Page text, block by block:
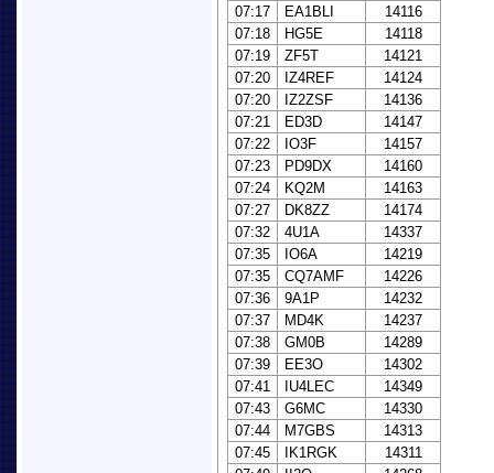
07:17
EA1BLI
14116
07:18
HG5E
14118
07:19
ZF5T
14121
07:20
IZ4REF
14124
07:20
IZ2ZSF
14136
07:21
ED3D
14147
07:22
IO3F
14157
07:23
PD9DX
14160
07:24
KQ2M
14163
07:27
DK8ZZ
14174
07:32
4U1A
14337
07:35
IO6A
14219
07:35
CQ7AMF
14226
07:36
9A1P
14232
07:37
MD4K
14237
07:38
GM0B
14289
07:39
EE3O
14302
07:41
IU4LEC
14349
07:43
G6MC
14330
07:44
M7GBS
14313
07:45
IK1RGK
14311